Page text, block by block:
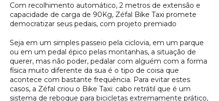
Com recolhimento automático, 2 metros de extensão e
capacidade de carga de 90Kg, Zéfal Bike Taxi promete
democratizar seus pedais, com projeto premiado
Seja em um simples passeio pela ciclovia, em um parque
ou em um pedal épico pelas montanhas, a situação de
querer, mas não poder, pedalar com alguém com a forma
física muito diferente da sua é o tipo de coisa que
acontece com bastante frequência. Para evitar estes
casos, a Zéfal criou o Bike Taxi: cabo retrátil que é um
sistema de reboque para bicicletas extremamente prático,